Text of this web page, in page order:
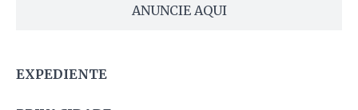
ANUNCIE AQUI
EXPEDIENTE